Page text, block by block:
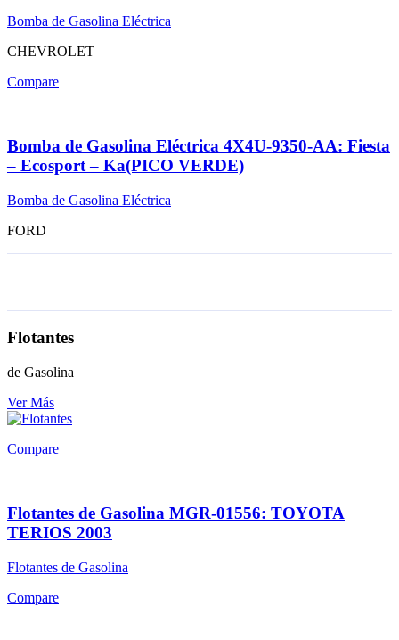
Bomba de Gasolina Eléctrica
CHEVROLET
Compare
Bomba de Gasolina Eléctrica 4X4U-9350-AA: Fiesta
– Ecosport – Ka(PICO VERDE)
Bomba de Gasolina Eléctrica
FORD
Flotantes
de Gasolina
Ver Más
Compare
Flotantes de Gasolina MGR-01556: TOYOTA
TERIOS 2003
Flotantes de Gasolina
Compare